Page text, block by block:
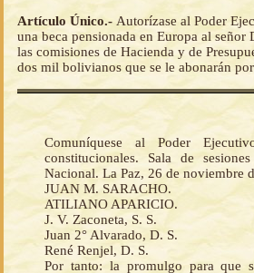
Artículo Único.- Autorízase al Poder
una beca pensionada en Europa al
las comisiones de Hacienda y de
dos mil bolivianos que se le abonarán
Comuníquese al Poder
constitucionales. Sala de
Nacional. La Paz, 26 de noviembre
JUAN M. SARACHO.
ATILIANO APARICIO.
J. V. Zaconeta, S. S.
Juan 2° Alvarado, D. S.
René Renjel, D. S.
Por tanto: la promulgo para que